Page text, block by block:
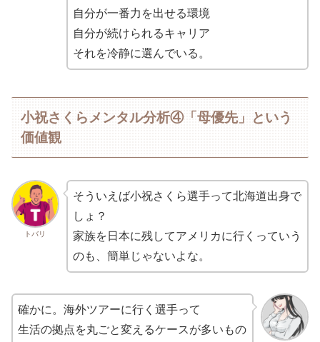
自分が一番力を出せる環境
自分が続けられるキャリア
それを冷静に選んでいる。
小祝さくらメンタル分析④「母優先」という
価値観
トバリ
そういえば小祝さくら選手って北海道出身で
しょ？
家族を日本に残してアメリカに行くっていう
のも、簡単じゃないよな。
確かに。海外ツアーに行く選手って
生活の拠点を丸ごと変えるケースが多いもの